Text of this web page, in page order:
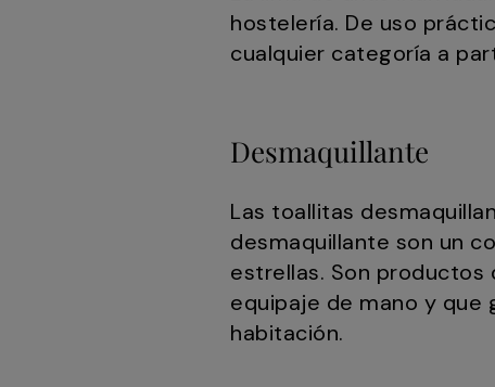
hostelería. De uso
cualquier categoría a
Desmaquillante
Las toallitas
desmaquillante son un
estrellas. Son productos
equipaje de mano y que
habitación.